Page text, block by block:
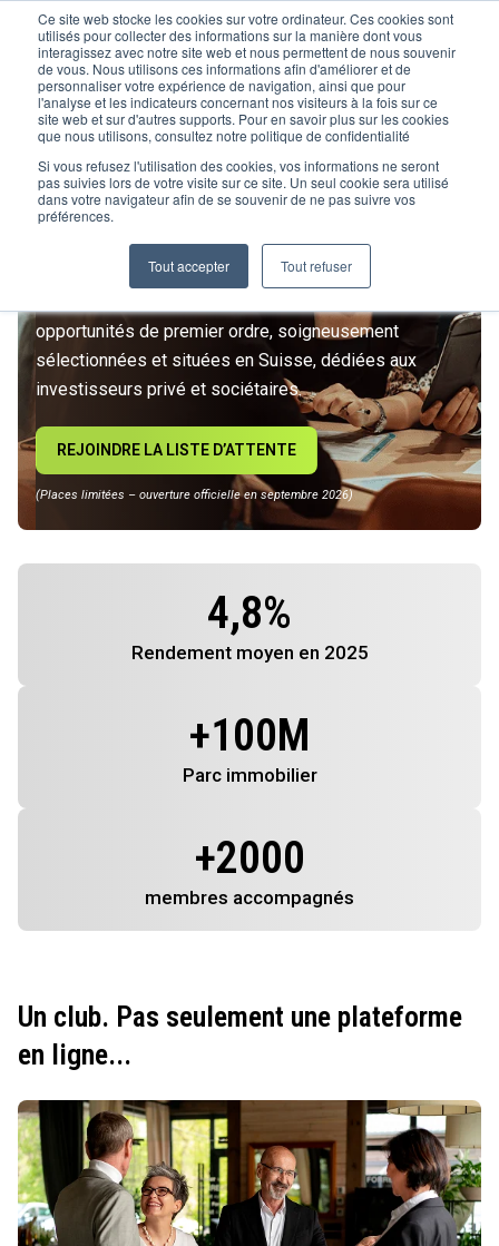
Ce site web stocke les cookies sur votre ordinateur. Ces cookies sont
utilisés pour collecter des informations sur la manière dont vous
interagissez avec notre site web et nous permettent de nous souvenir
de vous. Nous utilisons ces informations afin d'améliorer et de
personnaliser votre expérience de navigation, ainsi que pour
l'analyse et les indicateurs concernant nos visiteurs à la fois sur ce
site web et sur d'autres supports. Pour en savoir plus sur les cookies
que nous utilisons, consultez notre politique de confidentialité
Si vous refusez l'utilisation des cookies, vos informations ne seront
pas suivies lors de votre visite sur ce site. Un seul cookie sera utilisé
dans votre navigateur afin de se souvenir de ne pas suivre vos
préférences.
Tout accepter Tout refuser
L’IMMOBILIER
D’INVESTISSEMENT ENTRE
DANS UNE NOUVELLE ÈRE
Rejoignez le premier club privé d'investissement
opportunités de premier ordre, soigneusement
sélectionnées et situées en Suisse, dédiées aux
investisseurs privé et sociétaires.
REJOINDRE LA LISTE D’ATTENTE
(Places limitées – ouverture officielle en septembre 2026)
4,8%
Rendement moyen en 2025
+100M
Parc immobilier
+2000
membres accompagnés
Un club. Pas seulement une plateforme
en ligne...